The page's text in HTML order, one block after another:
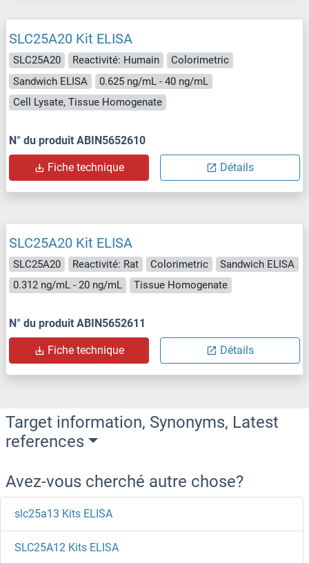
SLC25A20 Kit ELISA
SLC25A20 Reactivité: Humain
Colorimetric
Sandwich ELISA
0.625 ng/mL - 40 ng/mL
Cell Lysate, Tissue Homogenate
N° du produit ABIN5652610
Fiche technique Détails
SLC25A20 Kit ELISA
SLC25A20 Reactivité: Rat Colorimetric
Sandwich ELISA
0.312 ng/mL - 20 ng/mL
Tissue Homogenate
N° du produit ABIN5652611
Fiche technique Détails
Target information, Synonyms, Latest
references
Avez-vous cherché autre chose?
slc25a13 Kits ELISA
SLC25A12 Kits ELISA